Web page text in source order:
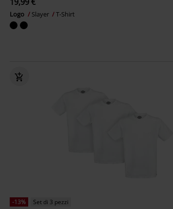
Logo Slayer T-Shirt
-13%
Set di 3 pezzi